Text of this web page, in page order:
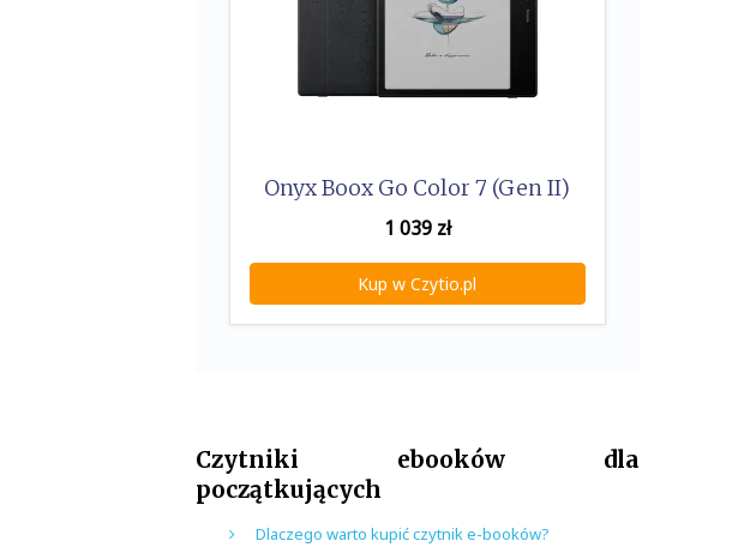
Onyx Boox Go Color 7 (Gen II)
1 039zł
Kup w Czytio.pl
Czytniki ebooków dla
początkujących
Dlaczego warto kupić czytnik e-booków?